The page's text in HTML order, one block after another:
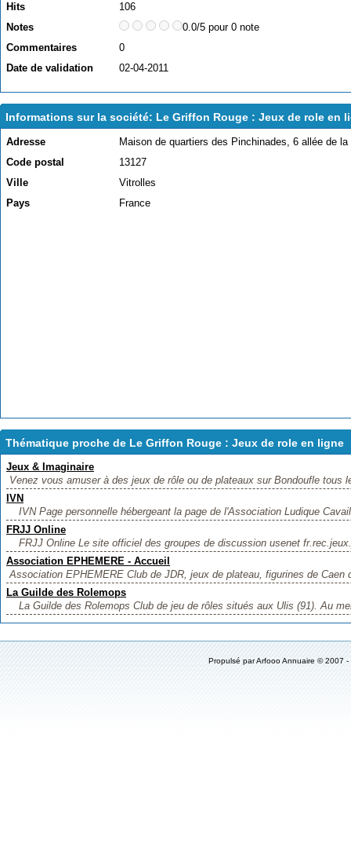
Hits
106
Notes
0.0/5 pour 0 note
Commentaires
0
Date de validation
02-04-2011
Informations sur la société: Le Griffon Rouge : Jeux de role en
Adresse
Maison de quartiers des Pinchinades, 6 allée de
Code postal
13127
Ville
Vitrolles
Pays
France
Thématique proche de Le Griffon Rouge : Jeux de role en ligne
Jeux & Imaginaire
Venez vous amuser à des jeux de rôle ou de plateaux sur Bondoufle tous
IVN
IVN Page personnelle hébergeant la page de l'Association Ludique
FRJJ Online
FRJJ Online Le site officiel des groupes de discussion usenet
Association EPHEMERE - Accueil
Association EPHEMERE Club de JDR, jeux de plateau, figurines de Caen
La Guilde des Rolemops
La Guilde des Rolemops Club de jeu de rôles situés aux Ulis (91). Au
Propulsé parArfooo Annuaire © 2007